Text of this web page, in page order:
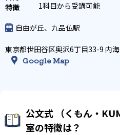
1科目から受講可能
自由が丘、九品仏駅
東京都世田谷区奥沢6丁目33-9
Google Map
公文式 （くもん・
室の特徴は？